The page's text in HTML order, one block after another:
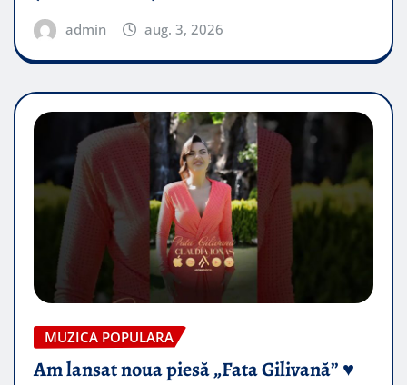
admin aug. 3, 2026
MUZICA POPULARA
Am lansat noua piesă „Fata Gilivană” ♥️